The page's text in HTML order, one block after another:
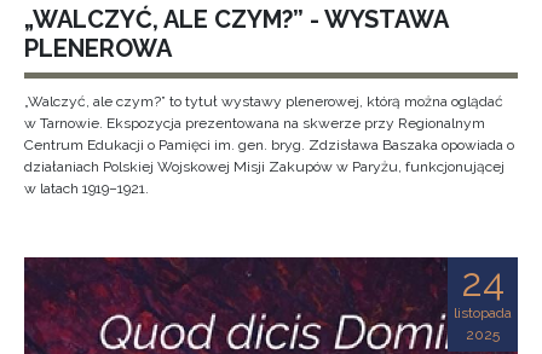
„WALCZYĆ, ALE CZYM?” - WYSTAWA
PLENEROWA
„Walczyć, ale czym?” to tytuł wystawy plenerowej, którą można oglądać
w Tarnowie. Ekspozycja prezentowana na skwerze przy Regionalnym
Centrum Edukacji o Pamięci im. gen. bryg. Zdzisława Baszaka opowiada o
działaniach Polskiej Wojskowej Misji Zakupów w Paryżu, funkcjonującej
w latach 1919–1921.
24
listopada
2025